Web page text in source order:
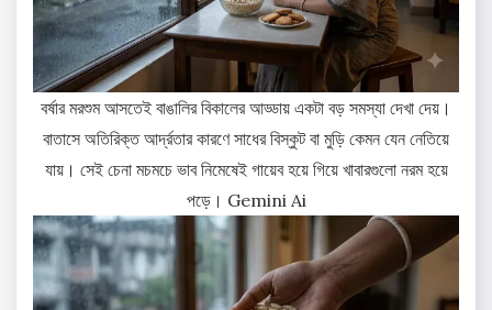
বর্ষার মরশুম আসতেই বাঙালির বিকালের আড্ডায় একটা বড় সমস্যা দেখা দেয়।
বাতাসে অতিরিক্ত আর্দ্রতার কারণে সাধের বিস্কুট বা মুড়ি কেমন যেন নেতিয়ে
যায়। সেই চেনা মচমচে ভাব নিমেষেই গায়েব হয়ে গিয়ে খাবারগুলো নরম হয়ে
পড়ে। Gemini Ai